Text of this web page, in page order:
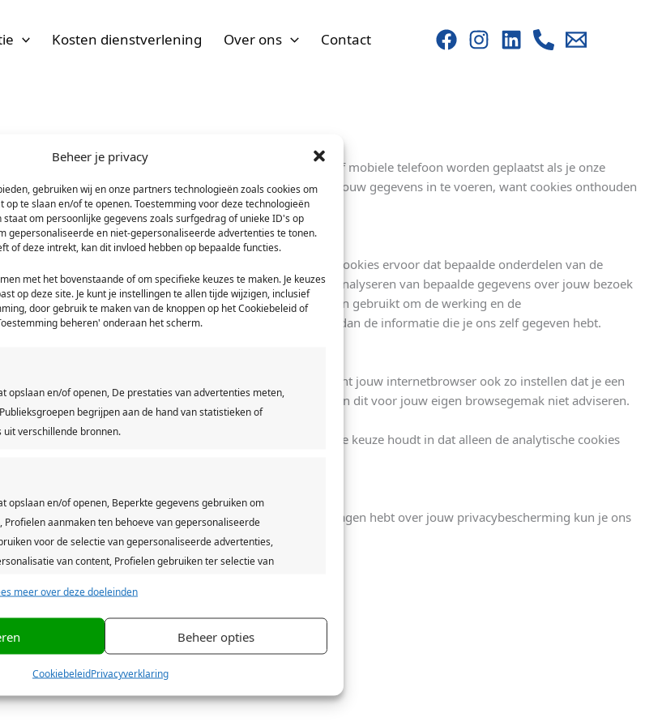
Beheer je privacy
gebruiken wij en onze partners technologieën zoals cookies om
te slaan en/of te openen. Toestemming voor deze technologieën
om persoonlijke gegevens zoals surfgedrag of unieke ID's op
gepersonaliseerde en niet-gepersonaliseerde advertenties te tonen.
of deze intrekt, kan dit invloed hebben op bepaalde functies.
met het bovenstaande of om specifieke keuzes te maken. Je keuzes
op deze site. Je kunt je instellingen te allen tijde wijzigen, inclusief
door gebruik te maken van de knoppen op het Cookiebeleid of
beheren' onderaan het scherm.
opslaan en/of openen, De prestaties van advertenties meten,
begrijpen aan de hand van statistieken of
uit verschillende bronnen.
opslaan en/of openen, Beperkte gegevens gebruiken om
aanmaken ten behoeve van gepersonaliseerde
voor de selectie van gepersonaliseerde advertenties,
van content, Profielen gebruiken ter selectie van
met elkaar matchen en combineren,
meer over deze doeleinden
Beheer opties
CookiebeleidPrivacyverklaring
Kosten dienstverlening Over ons Contact
eenvoudige tekstbestanden die op je computer, tablet of mobiele telefoon worden geplaatst als je onze
Dankzij een cookie hoef je bijvoorbeeld niet elke keer jouw gegevens in te voeren, want cookies onthouden
de site kunnen verbeteren. Daarnaast zorgen sommige cookies ervoor dat bepaalde onderdelen van de
Hypotheker & more cookies voor het verzamelen en analyseren van bepaalde gegevens over jouw bezoek
bent en hoe vaak je terugkomt. Deze gegevens worden gebruikt om de werking en de
via deze website geen persoonlijke informatie anders dan de informatie die je ons zelf gegeven hebt.
laten verwijderen wanneer je de website verlaat. Je kunt jouw internetbrowser ook zo instellen dat je een
dat cookies niet geplaatst mogen worden. Wij zouden dit voor jouw eigen browsegemak niet adviseren.
& more te accepteren of te weigeren. De beperkte keuze houdt in dat alleen de analytische cookies
alle functionaliteiten van de website gebruik te maken.
Wat zijn cookies? en Cookies verwijderen. Indien je vragen hebt over jouw privacybescherming kun je ons